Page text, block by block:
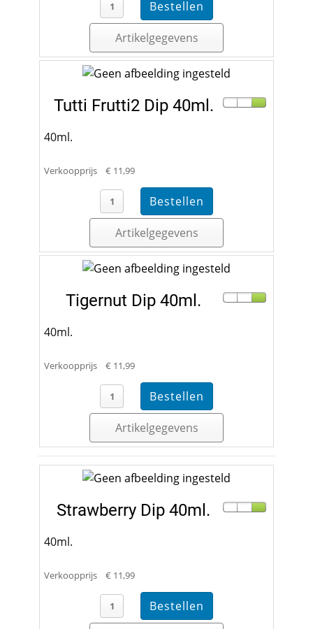
Artikelgegevens
Tutti Frutti2 Dip 40ml.
40ml.
Verkoopprijs € 11,99
Artikelgegevens
Tigernut Dip 40ml.
40ml.
Verkoopprijs € 11,99
Artikelgegevens
Strawberry Dip 40ml.
40ml.
Verkoopprijs € 11,99